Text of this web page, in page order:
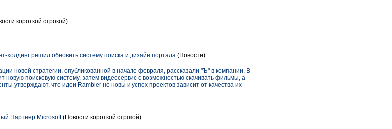
короткой строкой)
холдинг решил обновить систему поиска и дизайн портала (Новости)
новой стратегии, опубликованной в начале февраля, рассказали "Ъ" в компании. В
новую поисковую систему, затем видеосервис с возможностью скачивать фильмы, а
утверждают, что идеи Rambler не новы и успех проектов зависит от качества их
Партнер Microsoft(Новости короткой строкой)